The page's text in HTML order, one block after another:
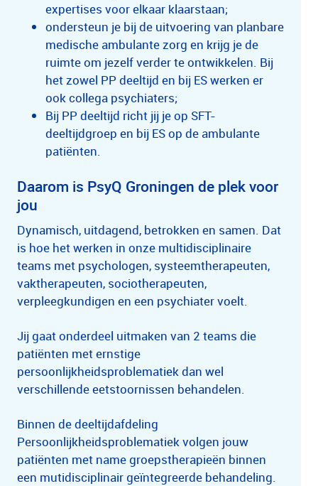
expertises voor elkaar klaarstaan;
ondersteun je bij de uitvoering van planbare
medische ambulante zorg en krijg je de
ruimte om jezelf verder te ontwikkelen. Bij
het zowel PP deeltijd en bij ES werken er
ook collega psychiaters;
Bij PP deeltijd richt jij je op SFT-
deeltijdgroep en bij ES op de ambulante
patiënten.
Daarom is PsyQ Groningen de plek voor
jou
Dynamisch, uitdagend, betrokken en samen. Dat
is hoe het werken in onze multidisciplinaire
teams met psychologen, systeemtherapeuten,
vaktherapeuten, sociotherapeuten,
verpleegkundigen en een psychiater voelt.
Jij gaat onderdeel uitmaken van 2 teams die
patiënten met ernstige
persoonlijkheidsproblematiek dan wel
verschillende eetstoornissen behandelen.
Binnen de deeltijdafdeling
Persoonlijkheidsproblematiek volgen jouw
patiënten met name groepstherapieën binnen
een mutidisciplinair geïntegreerde behandeling.